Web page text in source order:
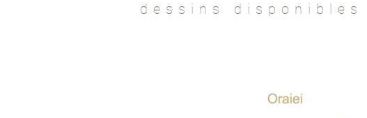
dessins disponibles